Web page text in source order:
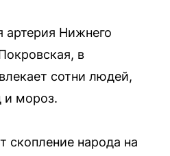
артерия Нижнего
в
сотни людей,
и мороз.
скопление народа на